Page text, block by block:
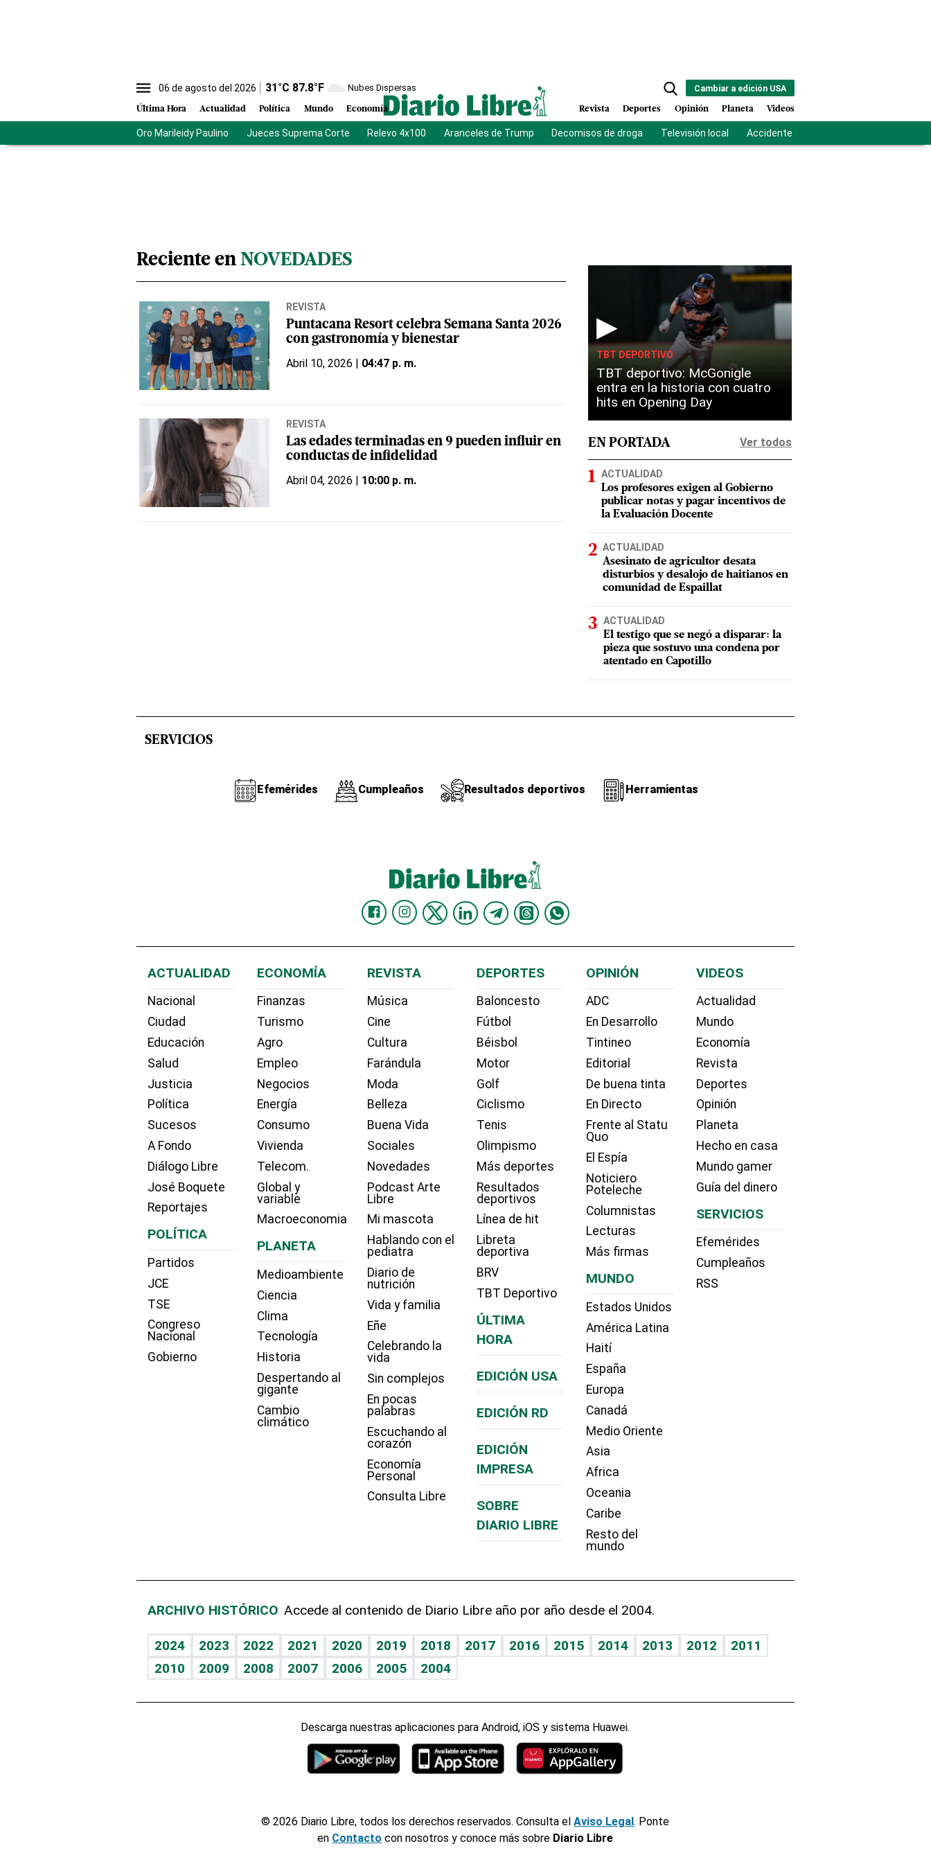
06 de agosto del 2026 31 °C 87.8°F Nubes Dispersas
Última Hora Actualidad Política Mundo Economía
Cambiar a edición USA
Revista Deportes Opinión Planeta Videos
Oro Marileidy Paulino Jueces Suprema Corte Relevo 4x100 Aranceles de Trump Decomisos de droga Televisión local Accidente Los Ríos
Reciente en NOVEDADES
REVISTA
Puntacana Resort celebra Semana Santa 2026
con gastronomía y bienestar
Abril 10, 2026 | 04:47 p. m.
REVISTA
Las edades terminadas en 9 pueden influir en
conductas de infidelidad
Abril 04, 2026 | 10:00 p. m.
▶
TBT DEPORTIVO
TBT deportivo: McGonigle
entra en la historia con cuatro
hits en Opening Day
EN PORTADA Ver todos
ACTUALIDAD
Los profesores exigen al Gobierno
publicar notas y pagar incentivos de
la Evaluación Docente
ACTUALIDAD
Asesinato de agricultor desata
disturbios y desalojo de haitianos en
comunidad de Espaillat
ACTUALIDAD
El testigo que se negó a disparar: la
pieza que sostuvo una condena por
atentado en Capotillo
SERVICIOS
Efemérides Cumpleaños Resultados deportivos Herramientas
ACTUALIDAD
Nacional
Ciudad
Educación
Salud
Justicia
Política
Sucesos
A Fondo
Diálogo Libre
José Boquete
Reportajes
POLÍTICA
Partidos
JCE
TSE
Congreso
Nacional
Gobierno
ECONOMÍA
Finanzas
Turismo
Agro
Empleo
Negocios
Energía
Consumo
Vivienda
Telecom.
Global y
variable
Macroeconomia
PLANETA
Medioambiente
Ciencia
Clima
Tecnología
Historia
Despertando al
gigante
Cambio
climático
REVISTA
Música
Cine
Cultura
Farándula
Moda
Belleza
Buena Vida
Sociales
Novedades
Podcast Arte
Libre
Mi mascota
Hablando con el
pediatra
Diario de
nutrición
Vida y familia
Eñe
Celebrando la
vida
Sin complejos
En pocas
palabras
Escuchando al
corazón
Economía
Personal
Consulta Libre
DEPORTES
Baloncesto
Fútbol
Béisbol
Motor
Golf
Ciclismo
Tenis
Olimpismo
Más deportes
Resultados
deportivos
Línea de hit
Libreta
deportiva
BRV
TBT Deportivo
ÚLTIMA
HORA
EDICIÓN USA
EDICIÓN RD
EDICIÓN
IMPRESA
SOBRE
DIARIO LIBRE
OPINIÓN
ADC
En Desarrollo
Tintineo
Editorial
De buena tinta
En Directo
Frente al Statu
Quo
El Espía
Noticiero
Poteleche
Columnistas
Lecturas
Más firmas
MUNDO
Estados Unidos
América Latina
Haití
España
Europa
Canadá
Medio Oriente
Asia
Africa
Oceania
Caribe
Resto del
mundo
VIDEOS
Actualidad
Mundo
Economía
Revista
Deportes
Opinión
Planeta
Hecho en casa
Mundo gamer
Guía del dinero
SERVICIOS
Efemérides
Cumpleaños
RSS
ARCHIVO HISTÓRICO Accede al contenido de Diario Libre año por año desde el 2004.
2024 2023 2022 2021 2020 2019 2018 2017 2016 2015 2014 2013 2012
2011
2010
2009 2008 2007 2006 2005 2004
Descarga nuestras aplicaciones para Android, iOS y sistema Huawei.
© 2026 Diario Libre, todos los derechos reservados. Consulta elAviso Legal. Ponte
en Contacto con nosotros y conoce más sobre Diario Libre